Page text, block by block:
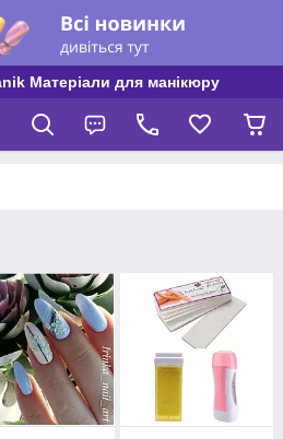
Матеріали для манікюру